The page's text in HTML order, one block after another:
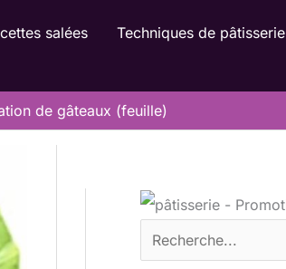
salées
Techniques de pâtisserie
de gâteaux (feuille)